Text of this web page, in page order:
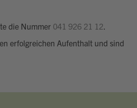
die Nummer 041 926 21 12.
erfolgreichen Aufenthalt und sind